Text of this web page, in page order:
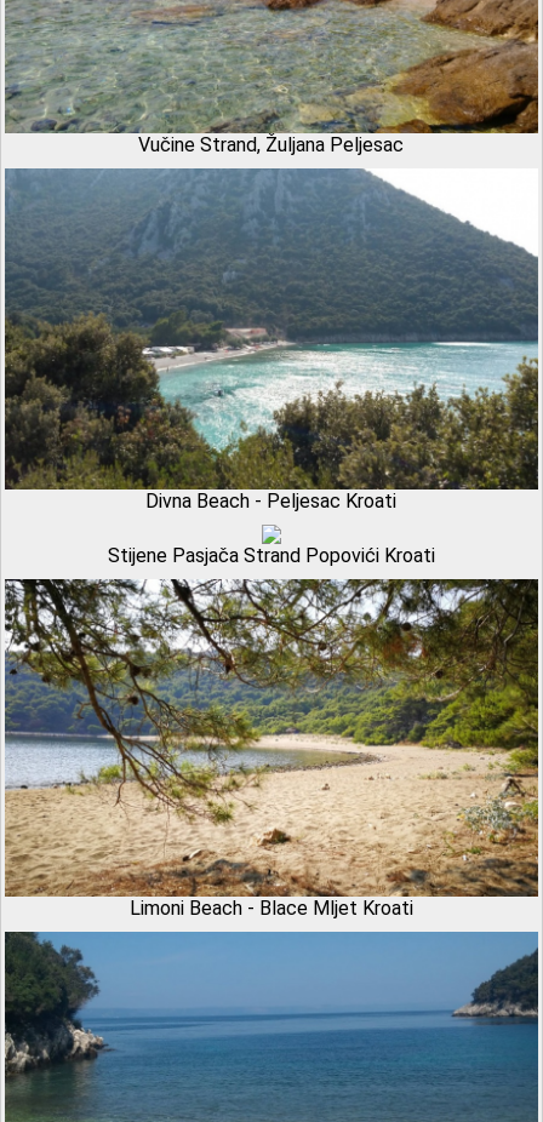
Vučine Strand, Žuljana Peljesac
Divna Beach - Peljesac Kroati
Stijene Pasjača Strand Popovići Kroati
Limoni Beach - Blace Mljet Kroati